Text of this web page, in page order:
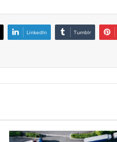
LinkedIn Tumblr